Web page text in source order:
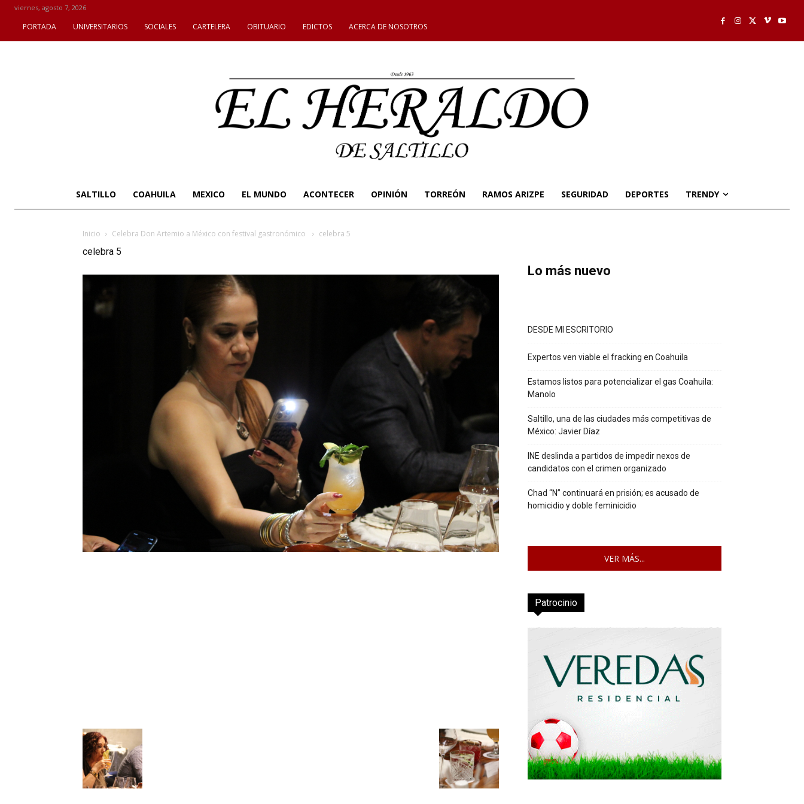
viernes, agosto 7, 2026
PORTADA UNIVERSITARIOS SOCIALES CARTELERA OBITUARIO EDICTOS ACERCA DE NOSOTROS
SALTILLO COAHUILA MEXICO EL MUNDO ACONTECER OPINIÓN TORREÓN RAMOS ARIZPE SEGURIDAD DEPORTES TRENDY
Inicio Celebra Don Artemio a México con festival gastronómico celebra 5
celebra 5
Lo más nuevo
DESDE MI ESCRITORIO
Expertos ven viable el fracking en Coahuila
Estamos listos para potencializar el gas Coahuila:
Manolo
Saltillo, una de las ciudades más competitivas de
México: Javier Díaz
INE deslinda a partidos de impedir nexos de
candidatos con el crimen organizado
Chad “N” continuará en prisión; es acusado de
homicidio y doble feminicidio
VER MÁS...
Patrocinio